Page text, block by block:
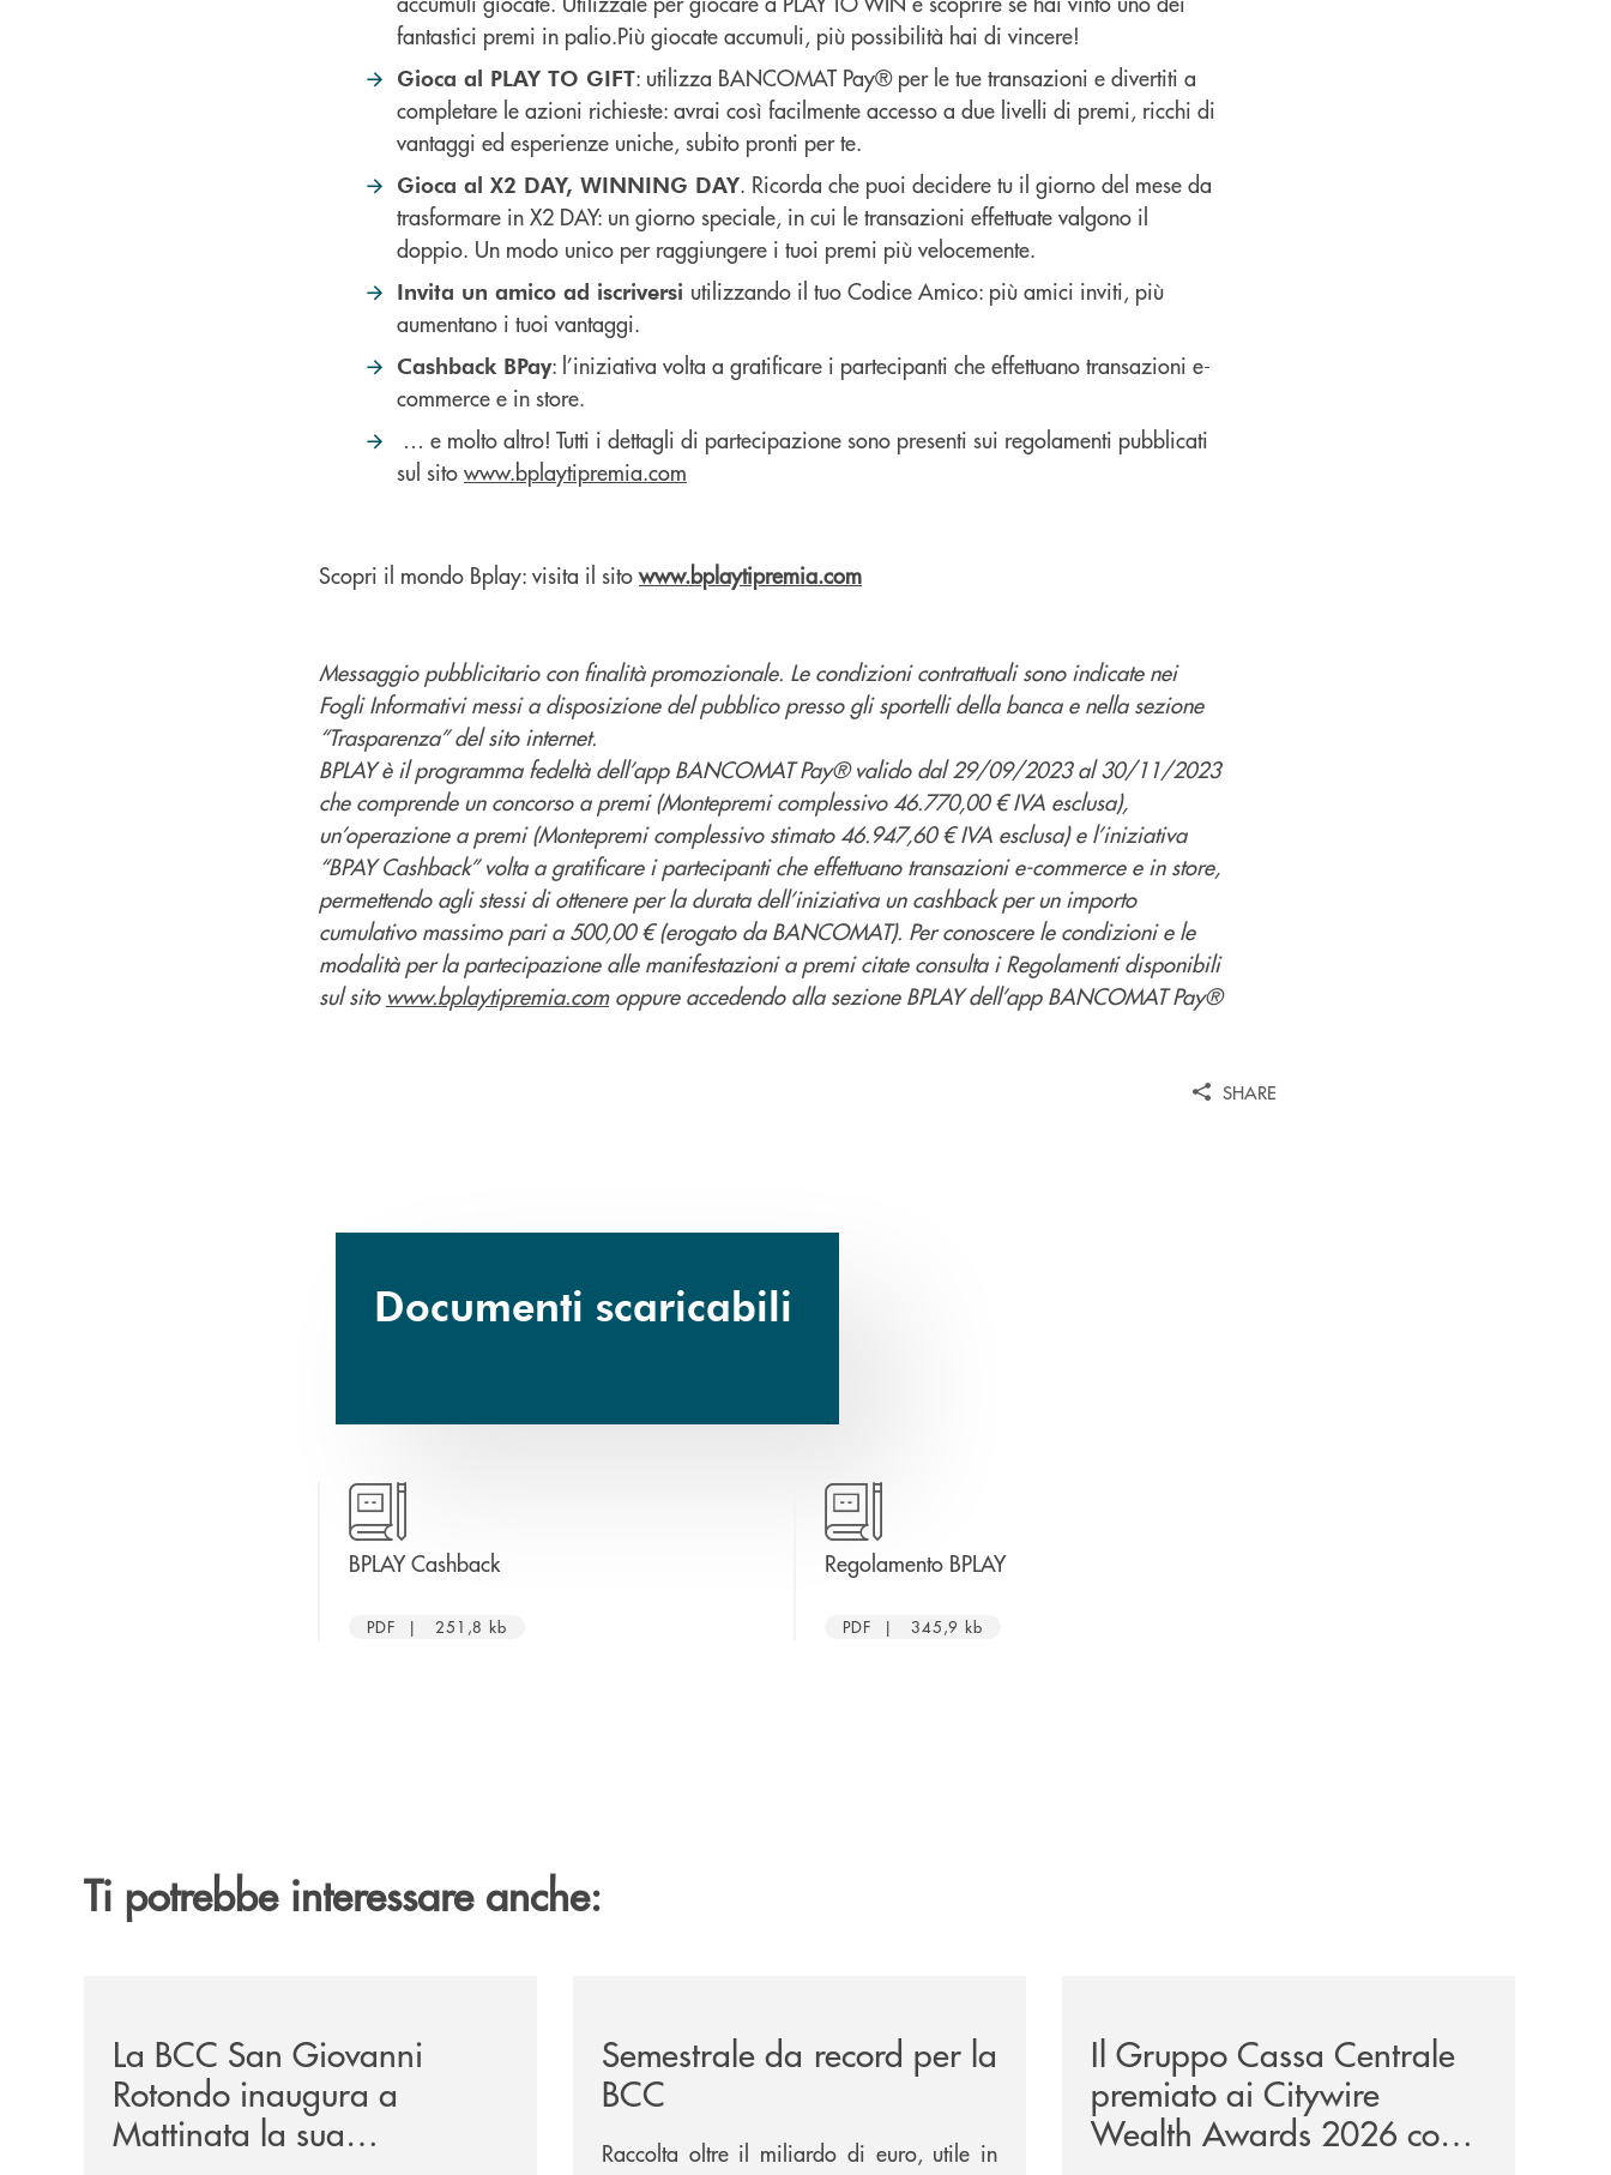
fantastici premi in palio.Più giocate accumuli, più possibilità hai di vincere!
Gioca al PLAY TO GIFT: utilizza BANCOMAT Pay® per le tue transazioni e divertiti a
completare le azioni richieste: avrai così facilmente accesso a due livelli di premi, ricchi di
vantaggi ed esperienze uniche, subito pronti per te.
Gioca al X2 DAY, WINNING DAY. Ricorda che puoi decidere tu il giorno del mese da
trasformare in X2 DAY: un giorno speciale, in cui le transazioni effettuate valgono il
doppio. Un modo unico per raggiungere i tuoi premi più velocemente.
Invita un amico ad iscriversi utilizzando il tuo Codice Amico: più amici inviti, più
aumentano i tuoi vantaggi.
Cashback BPay: l’iniziativa volta a gratificare i partecipanti che effettuano transazioni e-
commerce e in store.
… e molto altro! Tutti i dettagli di partecipazione sono presenti sui regolamenti pubblicati
sul sito www.bplaytipremia.com
Scopri il mondo Bplay: visita il sitowww.bplaytipremia.com
Messaggio pubblicitario con finalità promozionale. Le condizioni contrattuali sono indicate nei
Fogli Informativi messi a disposizione del pubblico presso gli sportelli della banca e nella sezione
“Trasparenza” del sito internet.
BPLAY è il programma fedeltà dell’app BANCOMAT Pay® valido dal 29/09/2023 al 30/11/2023
che comprende un concorso a premi (Montepremi complessivo 46.770,00 € IVA esclusa),
un’operazione a premi (Montepremi complessivo stimato 46.947,60 € IVA esclusa) e l’iniziativa
“BPAY Cashback” volta a gratificare i partecipanti che effettuano transazioni e-commerce e in store,
permettendo agli stessi di ottenere per la durata dell’iniziativa un cashback per un importo
cumulativo massimo pari a 500,00 € (erogato da BANCOMAT). Per conoscere le condizioni e le
modalità per la partecipazione alle manifestazioni a premi citate consulta i Regolamenti disponibili
sul sito www.bplaytipremia.comoppure accedendo alla sezione BPLAY dell’app BANCOMAT Pay®
SHARE
Documenti scaricabili
BPLAY Cashbackapre una nuova finestra
PDF | 251,8 kb
Regolamento BPLAYapre una nuova finestra
PDF | 345,9 kb
Ti potrebbe interessare anche:
La BCC San Giovanni
Rotondo inaugura a
Mattinata la sua
Semestrale da record per la
BCC
Raccolta oltre il miliardo di euro, utile in
Il Gruppo Cassa Centrale
premiato ai Citywire
Wealth Awards 2026 come